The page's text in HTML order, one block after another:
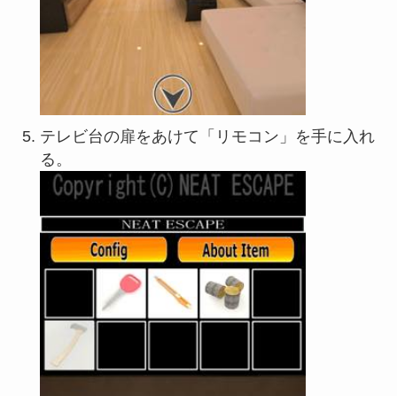
テレビ台の扉をあけて「リモコン」を手に入れ
る。